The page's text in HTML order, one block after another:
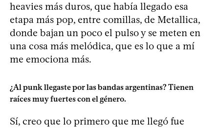
heavies más duros, que había llegado esa
etapa más pop, entre comillas, de Metallica,
donde bajan un poco el pulso y se meten en
una cosa más melódica, que es lo que a mí
me emociona más.
¿Al punk llegaste por las bandas argentinas? Tienen
raíces muy fuertes con el género.
Sí, creo que lo primero que me llegó fue